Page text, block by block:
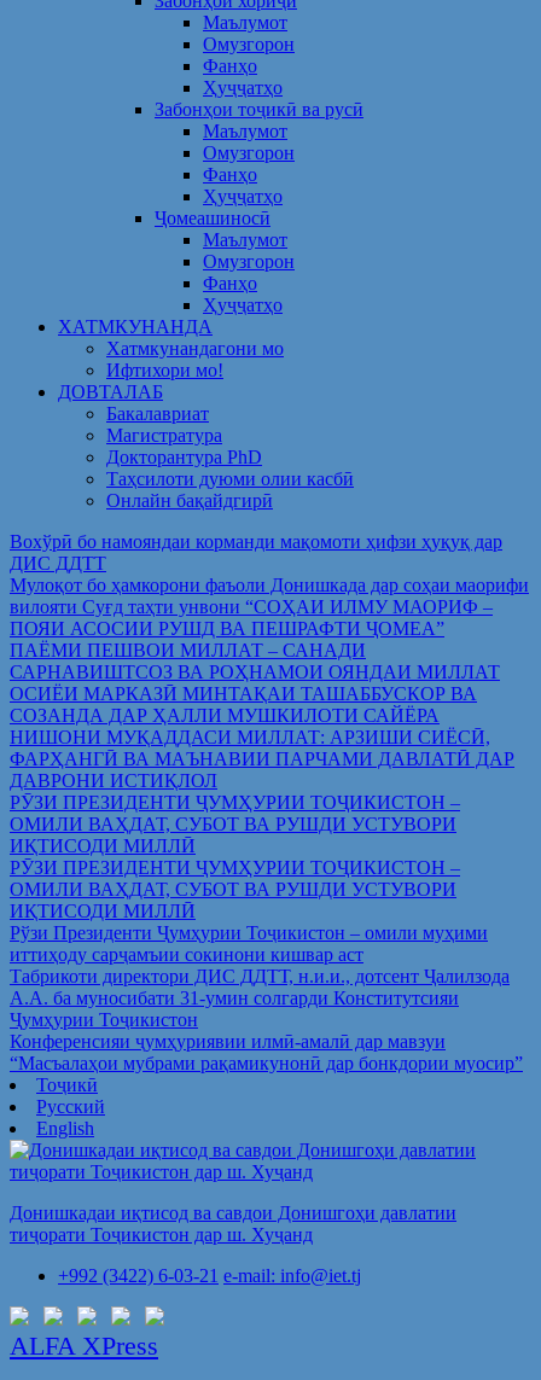
Маълумот
Омузгорон
Фанҳо
Ҳуҷҷатҳо
Забонҳои тоҷикӣ ва русӣ
Маълумот
Омузгорон
Фанҳо
Ҳуҷҷатҳо
Ҷомеашиносӣ
Маълумот
Омузгорон
Фанҳо
Ҳуҷҷатҳо
ХАТМКУНАНДА
Хатмкунандагони мо
Ифтихори мо!
ДОВТАЛАБ
Бакалавриат
Магистратура
Докторантура PhD
Таҳсилоти дуюми олии касбӣ
Онлайн бақайдгирӣ
Вохўрӣ бо намояндаи корманди мақомоти ҳифзи ҳуқуқ дар
ДИС ДДТТ
Мулоқот бо ҳамкорони фаъоли Донишкада дар соҳаи маорифи
вилояти Суғд таҳти унвони “СОҲАИ ИЛМУ МАОРИФ –
ПОЯИ АСОСИИ РУШД ВА ПЕШРАФТИ ҶОМЕА”
ПАЁМИ ПЕШВОИ МИЛЛАТ – САНАДИ
САРНАВИШТСОЗ ВА РОҲНАМОИ ОЯНДАИ МИЛЛАТ
ОСИЁИ МАРКАЗӢ МИНТАҚАИ ТАШАББУСКОР ВА
СОЗАНДА ДАР ҲАЛЛИ МУШКИЛОТИ САЙЁРА
НИШОНИ МУҚАДДАСИ МИЛЛАТ: АРЗИШИ СИЁСӢ,
ФАРҲАНГӢ ВА МАЪНАВИИ ПАРЧАМИ ДАВЛАТӢ ДАР
ДАВРОНИ ИСТИҚЛОЛ
РӮЗИ ПРЕЗИДЕНТИ ҶУМҲУРИИ ТОҶИКИСТОН –
ОМИЛИ ВАҲДАТ, СУБОТ ВА РУШДИ УСТУВОРИ
ИҚТИСОДИ МИЛЛӢ
РӮЗИ ПРЕЗИДЕНТИ ҶУМҲУРИИ ТОҶИКИСТОН –
ОМИЛИ ВАҲДАТ, СУБОТ ВА РУШДИ УСТУВОРИ
ИҚТИСОДИ МИЛЛӢ
Рўзи Президенти Ҷумҳурии Тоҷикистон – омили муҳими
иттиҳоду сарҷамъии сокинони кишвар аст
Табрикоти директори ДИС ДДТТ, н.и.и., дотсент Ҷалилзода
А.А. ба муносибати 31-умин солгарди Конститутсияи
Ҷумҳурии Тоҷикистон
Конференсияи ҷумҳуриявии илмӣ-амалӣ дар мавзуи
“Масъалаҳои мубрами рақамикунонӣ дар бонкдории муосир”
Тоҷикӣ
Русский
English
Донишкадаи иқтисод ва савдои Донишгоҳи давлатии
тиҷорати Тоҷикистон дар ш. Хуҷанд
+992 (3422) 6-03-21 e-mail: info@iet.tj
ALFA XPress